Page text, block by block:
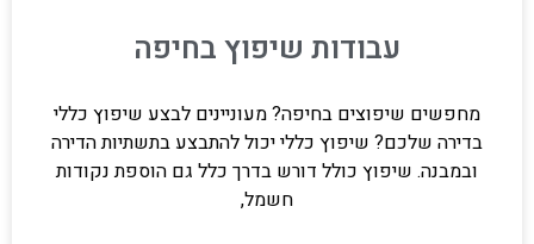
עבודות שיפוץ בחיפה
מחפשים שיפוצים בחיפה? מעוניינים לבצע שיפוץ כללי
בדירה שלכם? שיפוץ כללי יכול להתבצע בתשתיות הדירה
ובמבנה. שיפוץ כולל דורש בדרך כלל גם הוספת נקודות
חשמל,